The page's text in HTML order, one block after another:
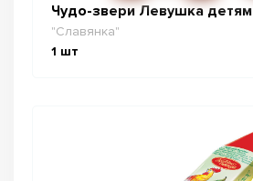
Чудо-звери Левушка детям
"Славянка"
1 шт